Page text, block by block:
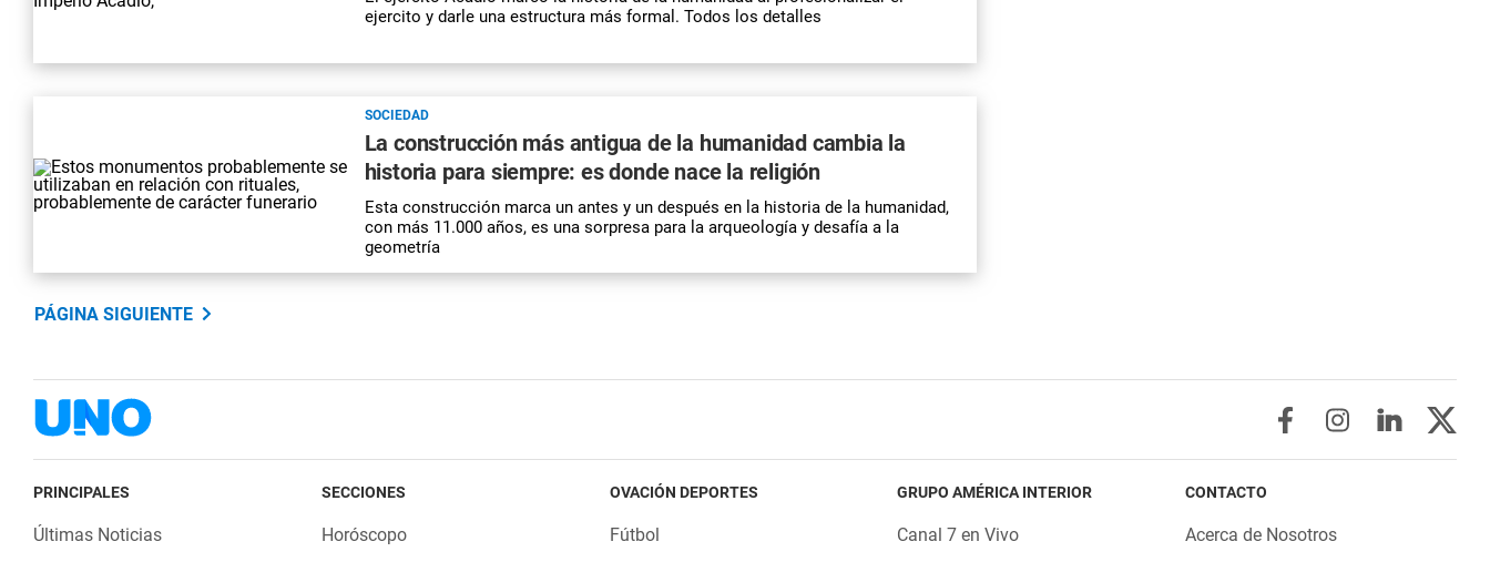
ejercito y darle una estructura más formal. Todos los detalles
SOCIEDAD
La construcción más antigua de la humanidad cambia la
historia para siempre: es donde nace la religión
Esta construcción marca un antes y un después en la historia de la humanidad,
con más 11.000 años, es una sorpresa para la arqueología y desafía a la
geometría
PÁGINA SIGUIENTE
PRINCIPALES
Últimas Noticias
SECCIONES
Horóscopo
OVACIÓN DEPORTES
Fútbol
GRUPO AMÉRICA INTERIOR
Canal 7 en Vivo
CONTACTO
Acerca de Nosotros